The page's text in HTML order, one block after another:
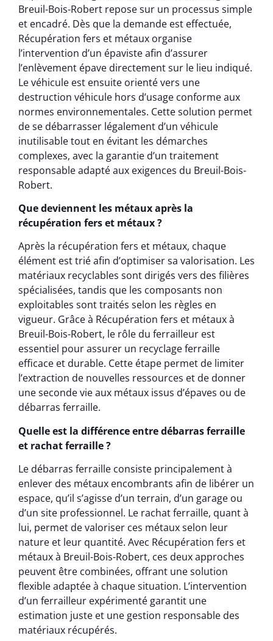
Breuil-Bois-Robert repose sur un processus simple
et encadré. Dès que la demande est effectuée,
Récupération fers et métaux organise
l’intervention d’un épaviste afin d’assurer
l’enlèvement épave directement sur le lieu indiqué.
Le véhicule est ensuite orienté vers une
destruction véhicule hors d’usage conforme aux
normes environnementales. Cette solution permet
de se débarrasser légalement d’un véhicule
inutilisable tout en évitant les démarches
complexes, avec la garantie d’un traitement
responsable adapté aux exigences du Breuil-Bois-
Robert.
Que deviennent les métaux après la
récupération fers et métaux ?
Après la récupération fers et métaux, chaque
élément est trié afin d’optimiser sa valorisation. Les
matériaux recyclables sont dirigés vers des filières
spécialisées, tandis que les composants non
exploitables sont traités selon les règles en
vigueur. Grâce à Récupération fers et métaux à
Breuil-Bois-Robert, le rôle du ferrailleur est
essentiel pour assurer un recyclage ferraille
efficace et durable. Cette étape permet de limiter
l’extraction de nouvelles ressources et de donner
une seconde vie aux métaux issus d’épaves ou de
débarras ferraille.
Quelle est la différence entre débarras ferraille
et rachat ferraille ?
Le débarras ferraille consiste principalement à
enlever des métaux encombrants afin de libérer un
espace, qu’il s’agisse d’un terrain, d’un garage ou
d’un site professionnel. Le rachat ferraille, quant à
lui, permet de valoriser ces métaux selon leur
nature et leur quantité. Avec Récupération fers et
métaux à Breuil-Bois-Robert, ces deux approches
peuvent être combinées, offrant une solution
flexible adaptée à chaque situation. L’intervention
d’un ferrailleur expérimenté garantit une
estimation juste et une gestion responsable des
matériaux récupérés.